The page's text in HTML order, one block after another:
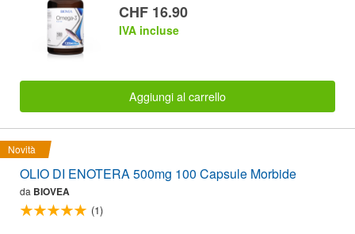
CHF 16.90
IVA incluse
Aggiungi al carrello
Novità
OLIO DI ENOTERA 500mg 100 Capsule Morbide
da BIOVEA
(1)